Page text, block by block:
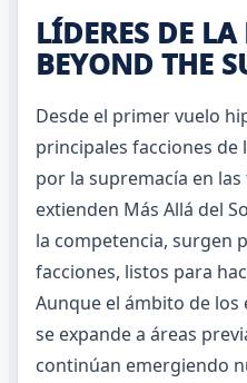
LÍDERES DE
BEYOND THE
Desde el primer vuelo
principales facciones
por la supremacía en
extienden Más Allá del
la competencia, surgen
facciones, listos para
Aunque el ámbito de
se expande a áreas
continúan emergiendo